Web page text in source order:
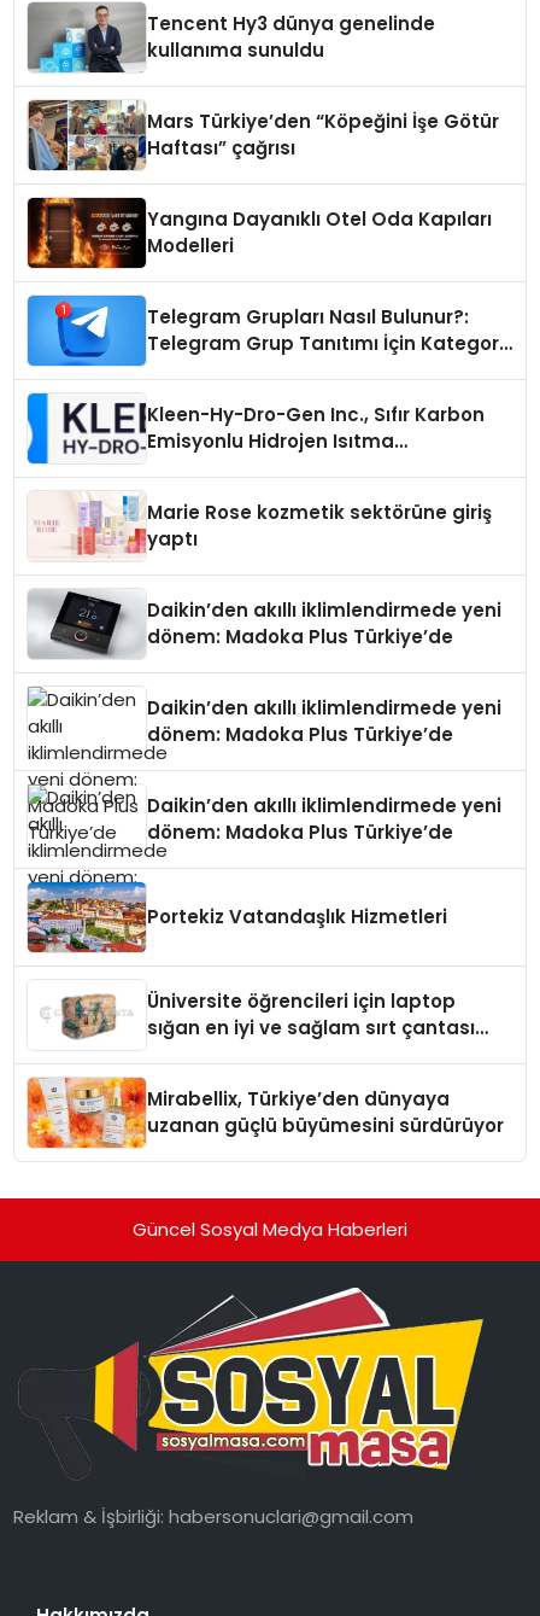
Tencent Hy3 dünya genelinde
kullanıma sunuldu
Mars Türkiye’den “Köpeğini İşe Götür
Haftası” çağrısı
Yangına Dayanıklı Otel Oda Kapıları
Modelleri
Telegram Grupları Nasıl Bulunur?:
Telegram Grup Tanıtımı İçin Kategori
Kleen-Hy-Dro-Gen Inc., Sıfır Karbon
Emisyonlu Hidrojen Isıtma
Marie Rose kozmetik sektörüne giriş
yaptı
Daikin’den akıllı iklimlendirmede yeni
dönem: Madoka Plus Türkiye’de
Daikin’den akıllı iklimlendirmede yeni
dönem: Madoka Plus Türkiye’de
Daikin’den akıllı iklimlendirmede yeni
dönem: Madoka Plus Türkiye’de
Portekiz Vatandaşlık Hizmetleri
Üniversite öğrencileri için laptop
sığan en iyi ve sağlam sırt çantası
Mirabellix, Türkiye’den dünyaya
uzanan güçlü büyümesini sürdürüyor
Güncel Sosyal Medya Haberleri
Reklam & İşbirliği:habersonuclari@gmail.com